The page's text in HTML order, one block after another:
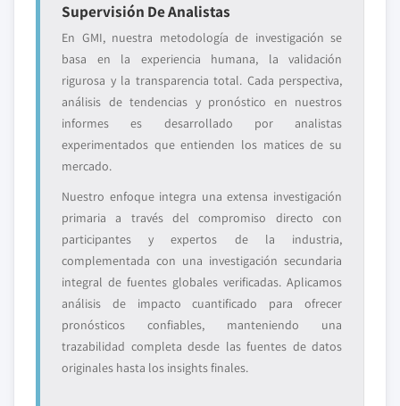
Supervisión De Analistas
En GMI, nuestra metodología de investigación se
basa en la experiencia humana, la validación
rigurosa y la transparencia total. Cada perspectiva,
análisis de tendencias y pronóstico en nuestros
informes es desarrollado por analistas
experimentados que entienden los matices de su
mercado.
Nuestro enfoque integra una extensa investigación
primaria a través del compromiso directo con
participantes y expertos de la industria,
complementada con una investigación secundaria
integral de fuentes globales verificadas. Aplicamos
análisis de impacto cuantificado para ofrecer
pronósticos confiables, manteniendo una
trazabilidad completa desde las fuentes de datos
originales hasta los insights finales.